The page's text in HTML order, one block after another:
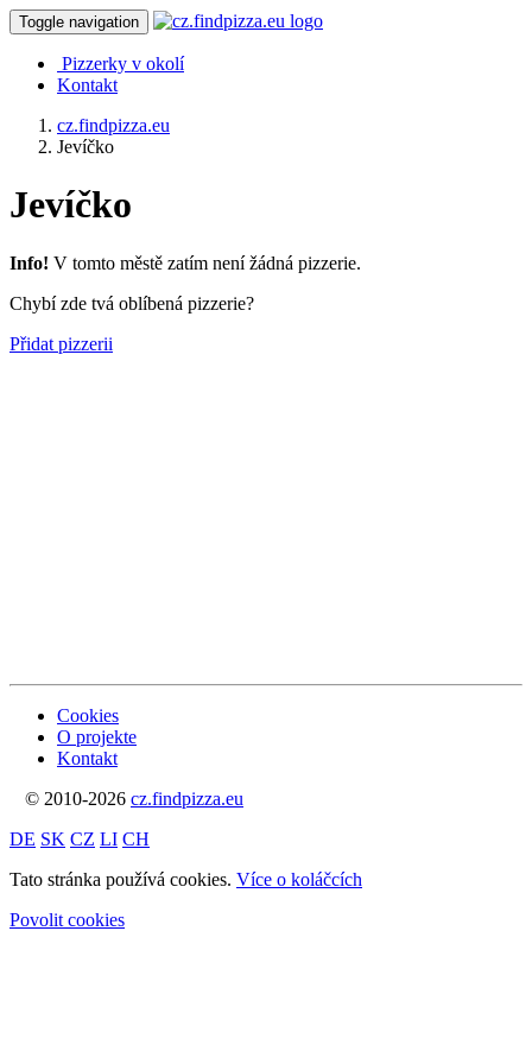
Toggle navigation
Pizzerky v okolí
Kontakt
cz.findpizza.eu
Jevíčko
Jevíčko
Info! V tomto městě zatím není žádná pizzerie.
Chybí zde tvá oblíbená pizzerie?
Přidat pizzerii
Cookies
O projekte
Kontakt
© 2010-2026 cz.findpizza.eu
DE SK CZ LI CH
Tato stránka používá cookies. Více o koláčcích
Povolit cookies